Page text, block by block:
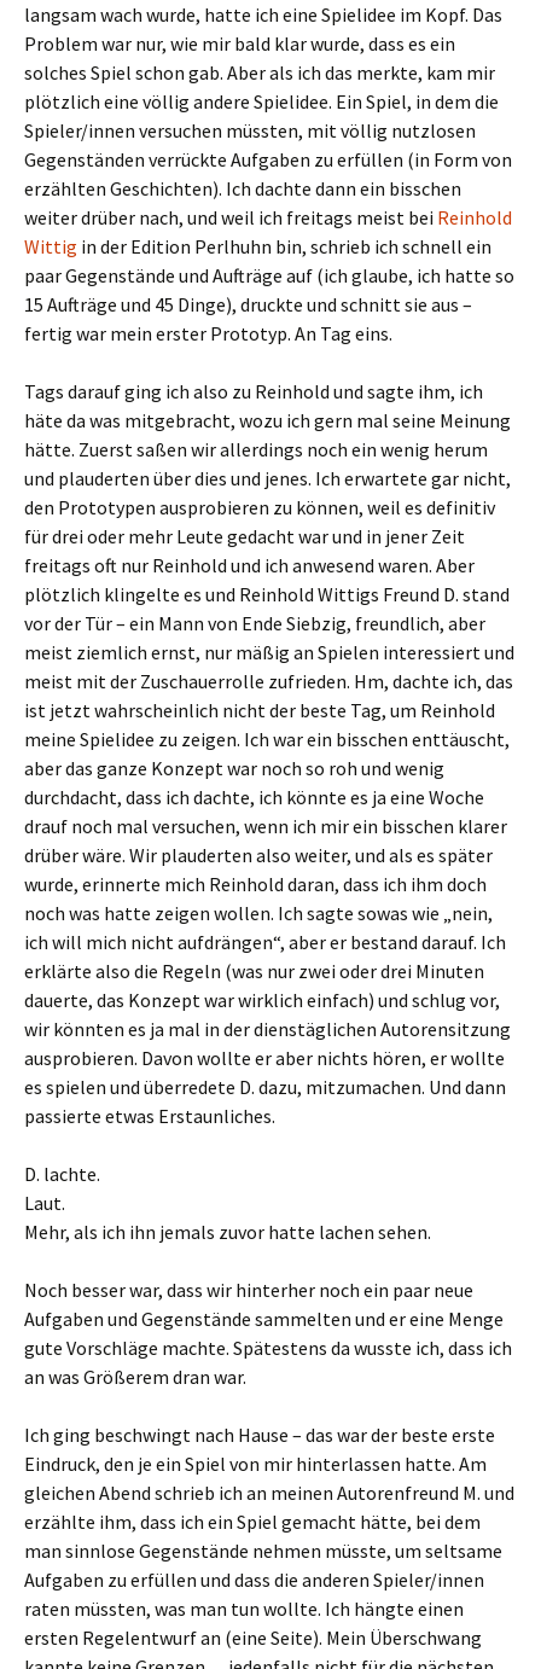
langsam wach wurde, hatte ich eine Spielidee im Kopf. Das
Problem war nur, wie mir bald klar wurde, dass es ein
solches Spiel schon gab. Aber als ich das merkte, kam mir
plötzlich eine völlig andere Spielidee. Ein Spiel, in dem die
Spieler/innen versuchen müssten, mit völlig nutzlosen
Gegenständen verrückte Aufgaben zu erfüllen (in Form von
erzählten Geschichten). Ich dachte dann ein bisschen
weiter drüber nach, und weil ich freitags meist bei Reinhold
Wittig in der Edition Perlhuhn bin, schrieb ich schnell ein
paar Gegenstände und Aufträge auf (ich glaube, ich hatte so
15 Aufträge und 45 Dinge), druckte und schnitt sie aus –
fertig war mein erster Prototyp. An Tag eins.
Tags darauf ging ich also zu Reinhold und sagte ihm, ich
häte da was mitgebracht, wozu ich gern mal seine Meinung
hätte. Zuerst saßen wir allerdings noch ein wenig herum
und plauderten über dies und jenes. Ich erwartete gar nicht,
den Prototypen ausprobieren zu können, weil es definitiv
für drei oder mehr Leute gedacht war und in jener Zeit
freitags oft nur Reinhold und ich anwesend waren. Aber
plötzlich klingelte es und Reinhold Wittigs Freund D. stand
vor der Tür – ein Mann von Ende Siebzig, freundlich, aber
meist ziemlich ernst, nur mäßig an Spielen interessiert und
meist mit der Zuschauerrolle zufrieden. Hm, dachte ich, das
ist jetzt wahrscheinlich nicht der beste Tag, um Reinhold
meine Spielidee zu zeigen. Ich war ein bisschen enttäuscht,
aber das ganze Konzept war noch so roh und wenig
durchdacht, dass ich dachte, ich könnte es ja eine Woche
drauf noch mal versuchen, wenn ich mir ein bisschen klarer
drüber wäre. Wir plauderten also weiter, und als es später
wurde, erinnerte mich Reinhold daran, dass ich ihm doch
noch was hatte zeigen wollen. Ich sagte sowas wie „nein,
ich will mich nicht aufdrängen“, aber er bestand darauf. Ich
erklärte also die Regeln (was nur zwei oder drei Minuten
dauerte, das Konzept war wirklich einfach) und schlug vor,
wir könnten es ja mal in der dienstäglichen Autorensitzung
ausprobieren. Davon wollte er aber nichts hören, er wollte
es spielen und überredete D. dazu, mitzumachen. Und dann
passierte etwas Erstaunliches.
D. lachte.
Laut.
Mehr, als ich ihn jemals zuvor hatte lachen sehen.
Noch besser war, dass wir hinterher noch ein paar neue
Aufgaben und Gegenstände sammelten und er eine Menge
gute Vorschläge machte. Spätestens da wusste ich, dass ich
an was Größerem dran war.
Ich ging beschwingt nach Hause – das war der beste erste
Eindruck, den je ein Spiel von mir hinterlassen hatte. Am
gleichen Abend schrieb ich an meinen Autorenfreund M. und
erzählte ihm, dass ich ein Spiel gemacht hätte, bei dem
man sinnlose Gegenstände nehmen müsste, um seltsame
Aufgaben zu erfüllen und dass die anderen Spieler/innen
raten müssten, was man tun wollte. Ich hängte einen
ersten Regelentwurf an (eine Seite). Mein Überschwang